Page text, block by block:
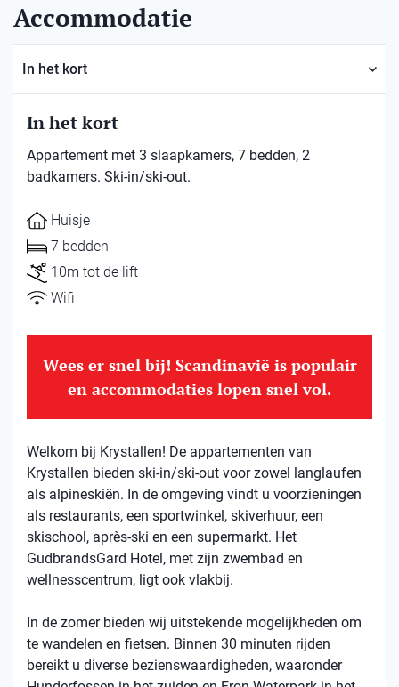
Accommodatie
In het kort
In het kort
Appartement met 3 slaapkamers, 7 bedden, 2
badkamers. Ski-in/ski-out.
Huisje
7 bedden
10m tot de lift
Wifi
Wees er snel bij! Scandinavië is populair
en accommodaties lopen snel vol.
Welkom bij Krystallen! De appartementen van
Krystallen bieden ski-in/ski-out voor zowel langlaufen
als alpineskiën. In de omgeving vindt u voorzieningen
als restaurants, een sportwinkel, skiverhuur, een
skischool, après-ski en een supermarkt. Het
GudbrandsGard Hotel, met zijn zwembad en
wellnesscentrum, ligt ook vlakbij.
In de zomer bieden wij uitstekende mogelijkheden om
te wandelen en fietsen. Binnen 30 minuten rijden
bereikt u diverse bezienswaardigheden, waaronder